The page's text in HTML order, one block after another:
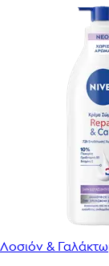
Λοσιόν &